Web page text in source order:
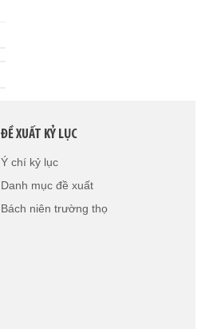
ĐỀ XUẤT KỶ LỤC
Ý chí kỷ lục
Danh mục đề xuất
Bách niên trường thọ